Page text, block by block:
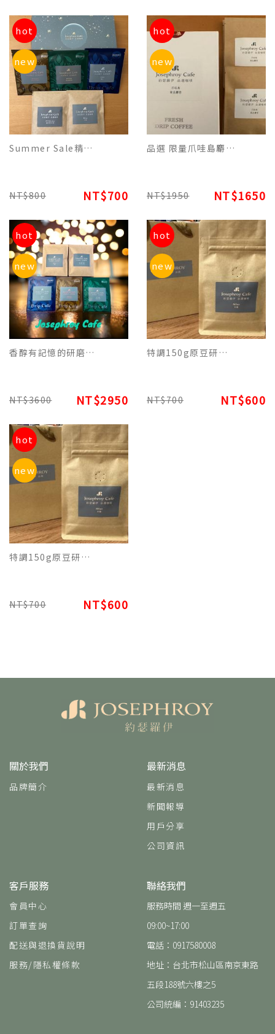
hot
new
Summer Sale精裝版限定-美式2/義式2/曼特寧2/摩卡2/藍山2混合一盒10包.
NT$800 NT$700
hot
new
品選 限量爪哇島麝香咖啡單品濾掛咖啡 - 品香的特別咖啡-精裝每盒10包裝
NT$1950 NT$1650
hot
new
香醇有記憶的研磨濾掛咖啡買5盒送1盒平裝常客套組2950元(含稅)
NT$3600 NT$2950
hot
new
特調150g原豆研磨包裝 - NY 5th Ave. 紐約第五大道美式榛果香氛咖啡
NT$700 NT$600
hot
new
特調150g原豆研磨包裝 - 義式米蘭巧克力香氛咖啡
NT$700 NT$600
關於我們
品牌簡介
最新消息
最新消息
新聞報導
用戶分享
公司資訊
客戶服務
會員中心
訂單查詢
配送與退換貨說明
服務/隱私權條款
聯絡我們
服務時間 週一至週五
09:00~17:00
電話：0917580008
地址：台北市松山區南京東路
五段188號六樓之5
公司統編：91403235